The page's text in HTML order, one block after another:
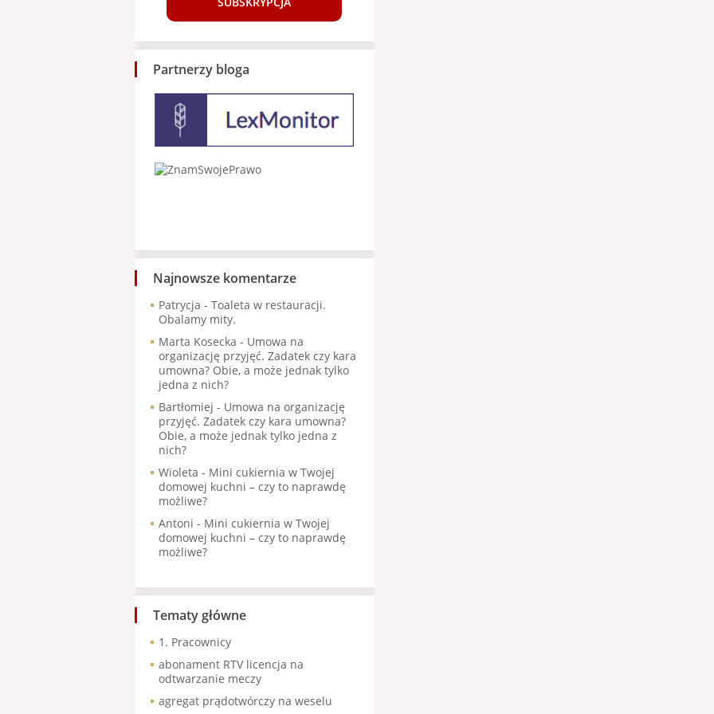
Partnerzy bloga
Najnowsze komentarze
Patrycja - Toaleta w restauracji.
Obalamy mity.
Marta Kosecka - Umowa na
organizację przyjęć. Zadatek czy kara
umowna? Obie, a może jednak tylko
jedna z nich?
Bartłomiej - Umowa na organizację
przyjęć. Zadatek czy kara umowna?
Obie, a może jednak tylko jedna z
nich?
Wioleta - Mini cukiernia w Twojej
domowej kuchni – czy to naprawdę
możliwe?
Antoni - Mini cukiernia w Twojej
domowej kuchni – czy to naprawdę
możliwe?
Tematy główne
1. Pracownicy
abonament RTV licencja na
odtwarzanie meczy
agregat prądotwórczy na weselu